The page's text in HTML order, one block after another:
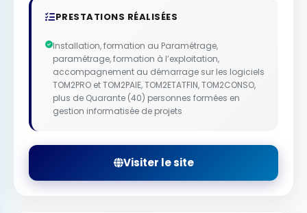
PRESTATIONS RÉALISÉES
Installation, formation au Paramétrage,
paramétrage, formation à l’exploitation,
accompagnement au démarrage sur les logiciels
TOM2PRO et TOM2PAIE, TOM2ETATFIN, TOM2CONSO,
plus de Quarante (40) personnes formées en
gestion informatisée de projets
Visiter le site